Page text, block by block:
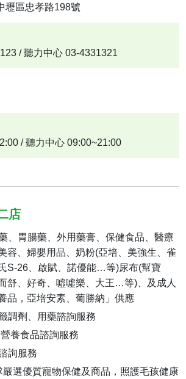
壢區忠孝路198號
/ 聽力中心 03-4331321
/ 聽力中心 09:00~21:00
店
、胃腸藥、外用藥膏、保健食品、醫療
容、婦嬰用品、奶粉(亞培、美強生、雀
S-26、啟賦、諾優能…等)尿布(幫寶
舒、好奇、噓噓樂、大王…等)、及成人
品，亞培安素、葡勝納」供應
調劑、用藥諮詢服務
養食品諮詢服務
詢服務
選優質寵物保健及商品，照護毛孩健康